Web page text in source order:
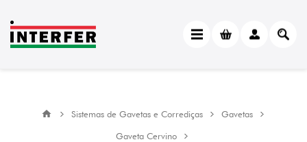
Sistemas de Gavetas e Corrediças
Gavetas
Gaveta Cervino